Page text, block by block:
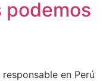
podemos
en Perú